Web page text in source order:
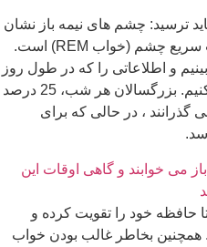
ترسید: چشم های نیمه باز نشان
می دهد که کودک در مرحله حرکت سریع چشم (خواب REM) است.
و اطلاعاتی را که در طول روز
به دست آورده ایم را پردازش می کنیم. بزرگسالان هر شب، 25 درصد
، در حالی که برای
حافظه خود را تقویت کرده و
بخاطر غالب بودن خواب